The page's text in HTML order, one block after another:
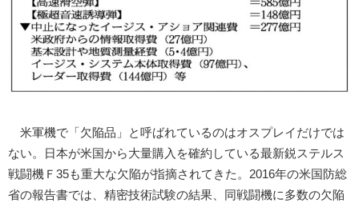
米軍機で「欠陥品」と呼ばれているのはオスプレイだけでは
ない。日本が米国から大量購入を確約している最新鋭ステルス
戦闘機Ｆ35も重大な欠陥が指摘されてきた。2016年の米国防総
省の報告書では、精密技術試験の結果、同戦闘機に多数の欠陥